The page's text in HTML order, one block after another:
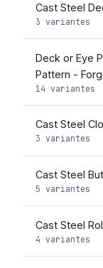
Cast Steel
3 variantes
Deck or Eye
Pattern -
14 variantes
Cast Steel
3 variantes
Cast Steel
5 variantes
Cast Steel
4 variantes